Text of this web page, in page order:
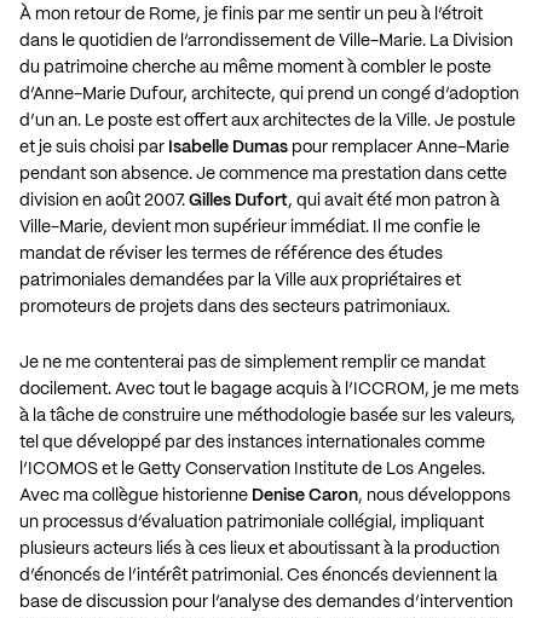
À mon retour de Rome, je finis par me sentir un peu à l’étroit
dans le quotidien de l’arrondissement de Ville-Marie. La Division
du patrimoine cherche au même moment à combler le poste
d’Anne-Marie Dufour, architecte, qui prend un congé d’adoption
d’un an. Le poste est offert aux architectes de la Ville. Je postule
et je suis choisi par Isabelle Dumas pour remplacer Anne-Marie
pendant son absence. Je commence ma prestation dans cette
division en août 2007. Gilles Dufort, qui avait été mon patron à
Ville-Marie, devient mon supérieur immédiat. Il me confie le
mandat de réviser les termes de référence des études
patrimoniales demandées par la Ville aux propriétaires et
promoteurs de projets dans des secteurs patrimoniaux.
Je ne me contenterai pas de simplement remplir ce mandat
docilement. Avec tout le bagage acquis à l’ICCROM, je me mets
à la tâche de construire une méthodologie basée sur les valeurs,
tel que développé par des instances internationales comme
l’ICOMOS et le Getty Conservation Institute de Los Angeles.
Avec ma collègue historienne Denise Caron, nous développons
un processus d’évaluation patrimoniale collégial, impliquant
plusieurs acteurs liés à ces lieux et aboutissant à la production
d’énoncés de l’intérêt patrimonial. Ces énoncés deviennent la
base de discussion pour l’analyse des demandes d’intervention